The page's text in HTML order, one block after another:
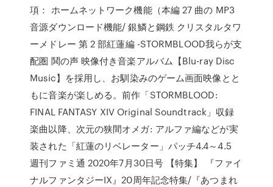
項： ホームネットワーク機能（本編 27 曲の MP3
音源ダウンロード機能/ 銀鱗と鋼鉄 クリスタルタワ
ーメドレー 第 2 部紅蓮編 -STORMBLOOD我らが支
配圏 鬨の声 映像付き音楽アルバム【Blu-ray Disc
Music】を採用し、お馴染みのゲーム画面映像とと
もに音楽が楽しめる。前作「STORMBLOOD:
FINAL FANTASY XIV Original Soundtrack」収録
楽曲以降、次元の狭間オメガ: アルファ編などが実
装された「紅蓮のリベレーター」パッチ4.4～4.5
週刊ファミ通 2020年7月30日号 【特集】 『ファイ
ナルファンタジーIX』20周年記念特集/『あつまれ